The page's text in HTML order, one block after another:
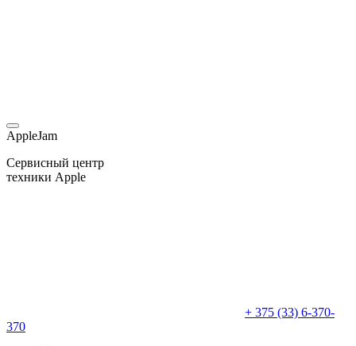
AppleJam
Сервисный центр
техники Apple
+ 375 (33) 6-370-
370